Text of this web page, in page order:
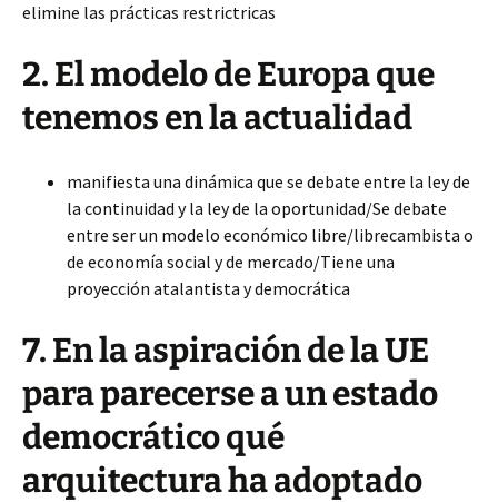
elimine las prácticas restrictricas
2. El modelo de Europa que
tenemos en la actualidad
manifiesta una dinámica que se debate entre la ley de
la continuidad y la ley de la oportunidad/Se debate
entre ser un modelo económico libre/librecambista o
de economía social y de mercado/Tiene una
proyección atalantista y democrática
7. En la aspiración de la UE
para parecerse a un estado
democrático qué
arquitectura ha adoptado